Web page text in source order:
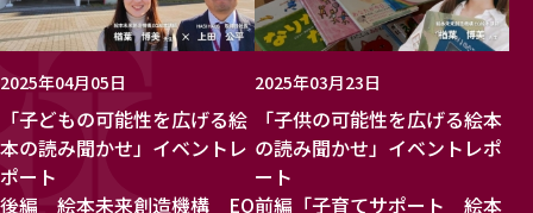
2025年04月05日
「子どもの可能性を広げる絵
本の読み聞かせ」イベントレ
ポート
後編 絵本未来創造機構 EQ
2025年03月23日
「子供の可能性を広げる絵本
の読み聞かせ」イベントレポ
ート
前編「子育てサポート 絵本